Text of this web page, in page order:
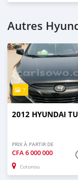
Autres
7
2012 HYUNDAI
PRIX À PARTIR DE
CFA6 000 000
Cotonou